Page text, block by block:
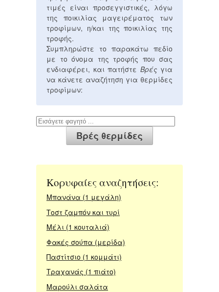
τιμές είναι προσεγγιστικές, λόγω
της ποικιλίας μαγειρέματος των
τροφίμων, η/και της ποικιλίας της
τροφής.
Συμπληρώστε το παρακάτω πεδίο
με το όνομα της τροφής που σας
ενδιαφέρει, και πατήστε Βρές για
να κάνετε αναζήτηση για θερμίδες
τροφίμων:
Κορυφαίες αναζητήσεις:
Μπανάνα (1 μεγάλη)
Τοστ ζαμπόν και τυρί
Μέλι (1 κουταλιά)
Φακές σούπα (μερίδα)
Παστίτσιο (1 κομμάτι)
Τραχανάς (1 πιάτο)
Μαρούλι σαλάτα